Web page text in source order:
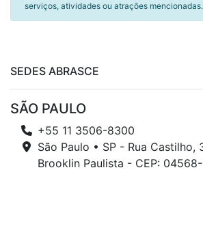
serviços, atividades ou atrações mencionadas.
SEDES ABRASCE
SÃO PAULO
+55 11 3506-8300
São Paulo • SP - Rua Castilho,
Brooklin Paulista - CEP: